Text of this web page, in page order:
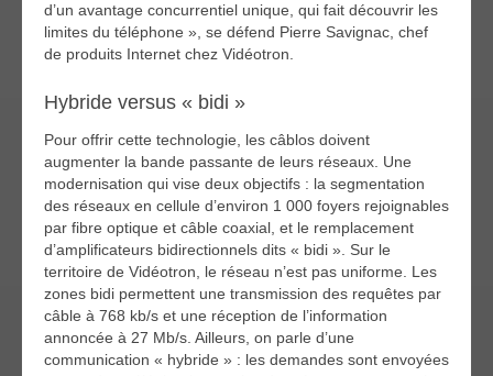
d’un avantage concurrentiel unique, qui fait découvrir les
limites du téléphone », se défend Pierre Savignac, chef
de produits Internet chez Vidéotron.
Hybride versus « bidi »
Pour offrir cette technologie, les câblos doivent
augmenter la bande passante de leurs réseaux. Une
modernisation qui vise deux objectifs : la segmentation
des réseaux en cellule d’environ 1 000 foyers rejoignables
par fibre optique et câble coaxial, et le remplacement
d’amplificateurs bidirectionnels dits « bidi ». Sur le
territoire de Vidéotron, le réseau n’est pas uniforme. Les
zones bidi permettent une transmission des requêtes par
câble à 768 kb/s et une réception de l’information
annoncée à 27 Mb/s. Ailleurs, on parle d’une
communication « hybride » : les demandes sont envoyées